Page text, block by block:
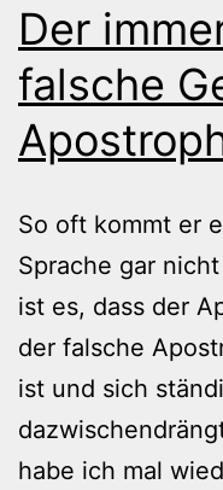
Der
falsche
So oft kommt er
Sprache gar
ist es, dass der
der falsche
ist und sich
habe ich mal